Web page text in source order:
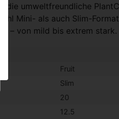
die umweltfreundliche
Mini- als auch Slim-
– von mild bis extrem stark.
Fruit
Slim
20
12.5